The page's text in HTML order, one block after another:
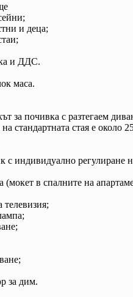
и деца;
и ДДС.
маса.
за почивка с разтегаем
стандартната стая е около
с индивидуално регулиране
(мокет в спалните на
телевизия;
за дим.